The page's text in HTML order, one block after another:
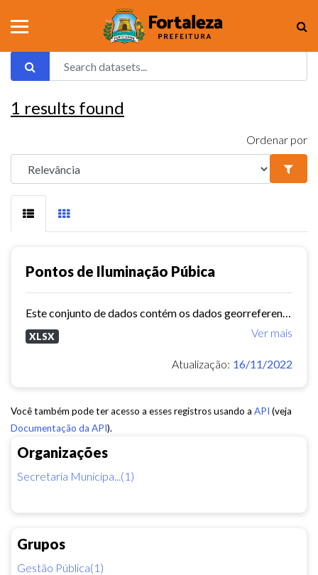
Organizações
Secretaria Municipa...(1)
Grupos
Gestão Pública(1)
1 results found
Ordenar por
Pontos de Iluminação Púbica
Ver mais
XLSX
Atualização: 16/11/2022
Você também pode ter acesso a esses registros usando a API (veja
Documentação da API).